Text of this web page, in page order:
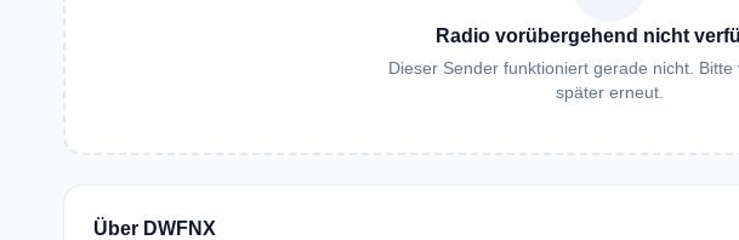
Radio vorübergehend nicht
Dieser Sender funktioniert gerade nicht. Bitte
später erneut.
Über DWFNX